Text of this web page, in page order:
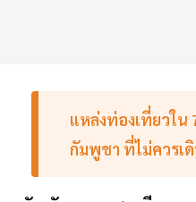
แหล่งท่องเที่ยวใน
กัมพูชา ที่ไม่ควรเ